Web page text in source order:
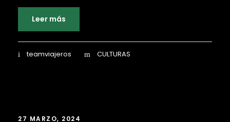
Leer más
teamviajeros CULTURAS
27 MARZO, 2024